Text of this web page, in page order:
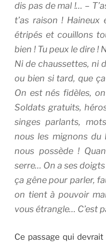
dis pas de mal !… –
t’as raison ! Haineux
étripés et couillons
bien ! Tu peux le dire !
Ni de chaussettes, ni
ou bien si tard, que
On est nés fidèles,
Soldats gratuits,
singes parlants,
nous les mignons du
nous possède !
serre… On a ses
ça gêne pour parler,
on tient à pouvoir
vous étrangle… C’est
Ce passage qui